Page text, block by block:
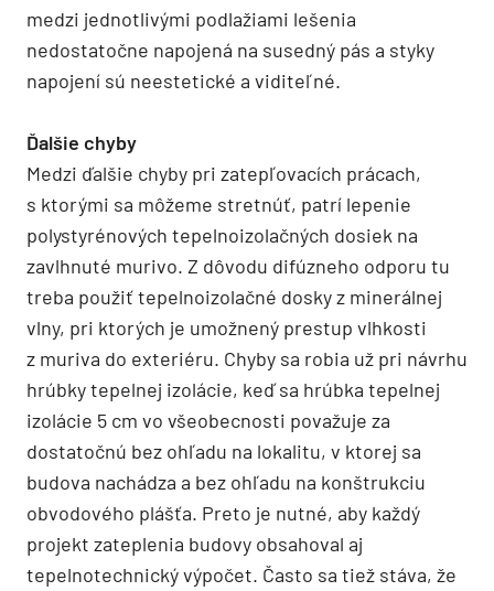
medzi jednotlivými podlažiami lešenia
nedostatočne napojená na susedný pás a styky
napojení sú neestetické a viditeľné.
Ďalšie chyby
Medzi ďalšie chyby pri zatepľovacích prácach,
s ktorými sa môžeme stretnúť, patrí lepenie
polystyrénových tepelnoizolačných dosiek na
zavlhnuté murivo. Z dôvodu difúzneho odporu tu
treba použiť tepelnoizolačné dosky z minerálnej
vlny, pri ktorých je umožnený prestup vlhkosti
z muriva do exteriéru. Chyby sa robia už pri návrhu
hrúbky tepelnej izolácie, keď sa hrúbka tepelnej
izolácie 5 cm vo všeobecnosti považuje za
dostatočnú bez ohľadu na lokalitu, v ktorej sa
budova nachádza a bez ohľadu na konštrukciu
obvodového plášťa. Preto je nutné, aby každý
projekt zateplenia budovy obsahoval aj
tepelnotechnický výpočet. Často sa tiež stáva, že